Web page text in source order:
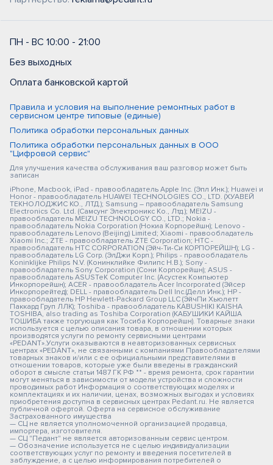
ПН - ВС 10:00 - 21:00
Без выходных
Оплата банковской картой
Правила и условия на выполнение ремонтных работ в
сервисном центре типовые (единые)
Политика обработки персональных данных
Политика обработки персональных данных в ООО
"Цифровой сервис"
Для улучшения качества обслуживания ваш разговор может быть
записан
iPhone, Macbook, iPad - правообладатель Apple Inc. (Эпл Инк.); Huawei и
Honor - правообладатель HUAWEI TECHNOLOGIES CO., LTD. (ХУАВЕЙ
ТЕКНОЛОДЖИС КО., ЛТД.); Samsung – правообладатель Samsung
Electronics Co. Ltd. (Самсунг Электроникс Ко., Лтд.); MEIZU -
правообладатель MEIZU TECHNOLOGY CO., LTD.; Nokia -
правообладатель Nokia Corporation (Нокиа Корпорейшн); Lenovo -
правообладатель Lenovo (Beijing) Limited; Xiaomi - правообладатель
Xiaomi Inc.; ZTE - правообладатель ZTE Corporation; HTC -
правообладатель HTC CORPORATION (Эйч-Ти-Си КОРПОРЕЙШН); LG -
правообладатель LG Corp. (ЭлДжи Корп.); Philips - правообладатель
Koninklijke Philips N.V. (Конинклийке Филипс Н.В.); Sony -
правообладатель Sony Corporation (Сони Корпорейшн); ASUS -
правообладатель ASUSTeK Computer Inc. (Асустек Компьютер
Инкорпорейшн); ACER - правообладатель Acer Incorporated (Эйсер
Инкорпорейтед); DELL - правообладатель Dell Inc.(Делл Инк.); HP -
правообладатель HP Hewlett-Packard Group LLC (ЭйчПи Хьюлетт
Паккард Груп ЛЛК); Toshiba - правообладатель KABUSHIKI KAISHA
TOSHIBA, also trading as Toshiba Corporation (КАБУШИКИ КАЙША
ТОШИБА также торгующая как Тосиба Корпорейшн). Товарные знаки
используется с целью описания товара, в отношении которых
производятся услуги по ремонту сервисными центрами
«PEDANT».Услуги оказываются в неавторизованных сервисных
центрах «PEDANT», не связанными с компаниями Правообладателями
товарных знаков и/или с ее официальными представителями в
отношении товаров, которые уже были введены в гражданский
оборот в смысле статьи 1487 ГК РФ ** - время ремонта, срок гарантии
могут меняться в зависимости от модели устройства и сложности
проводимых работ Информация о соответствующих моделях и
комплектациях и их наличии, ценах, возможных выгодах и условиях
приобретения доступна в сервисных центрах Pedant.ru. Не является
публичной офертой. Оферта на сервисное обслуживание
Застрахованного имущества
— СЦ не является уполномоченной организацией продавца,
импортера, изготовителя.
— СЦ "Педант" не является авторизованным сервис центром.
— Обозначение используется не с целью индивидуализации
соответствующих услуг по ремонту и введения посетителей в
заблуждение, а с целью информирования потребителей о